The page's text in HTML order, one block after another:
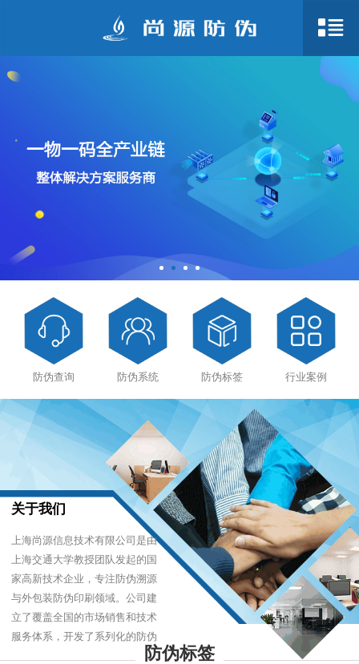
防伪查询 防伪系统 防伪标签 行业案例
关于我们
上海尚源信息技术有限公司是由
上海交通大学教授团队发起的国
家高新技术企业，专注防伪溯源
与外包装防伪印刷领域。公司建
立了覆盖全国的市场销售和技术
服务体系，开发了系列化的防伪
产品，以难仿制、易识别、优成防伪标签